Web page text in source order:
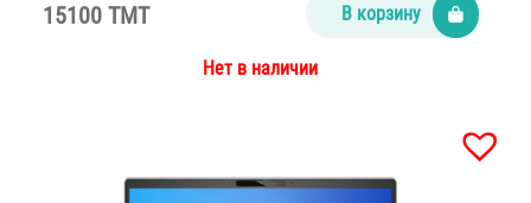
15100 TMT В корзину
Нет в наличии